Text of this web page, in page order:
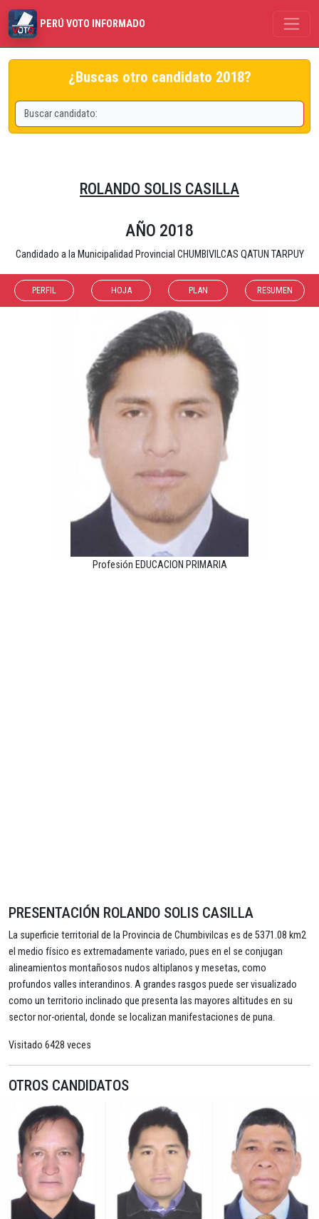
PERÚ VOTO INFORMADO
¿Buscas otro candidato 2018?
ROLANDO SOLIS CASILLA
AÑO 2018
Candidado a la Municipalidad Provincial CHUMBIVILCAS QATUN TARPUY
PERFIL HOJA PLAN RESUMEN
Profesión EDUCACION PRIMARIA
PRESENTACIÓN ROLANDO SOLIS CASILLA
La superficie territorial de la Provincia de Chumbivilcas es de 5371.08 km2
el medio físico es extremadamente variado, pues en el se conjugan
alineamientos montañosos nudos altiplanos y mesetas, como
profundos valles interandinos. A grandes rasgos puede ser visualizado
como un territorio inclinado que presenta las mayores altitudes en su
sector nor-oriental, donde se localizan manifestaciones de puna.
Visitado 6428 veces
OTROS CANDIDATOS